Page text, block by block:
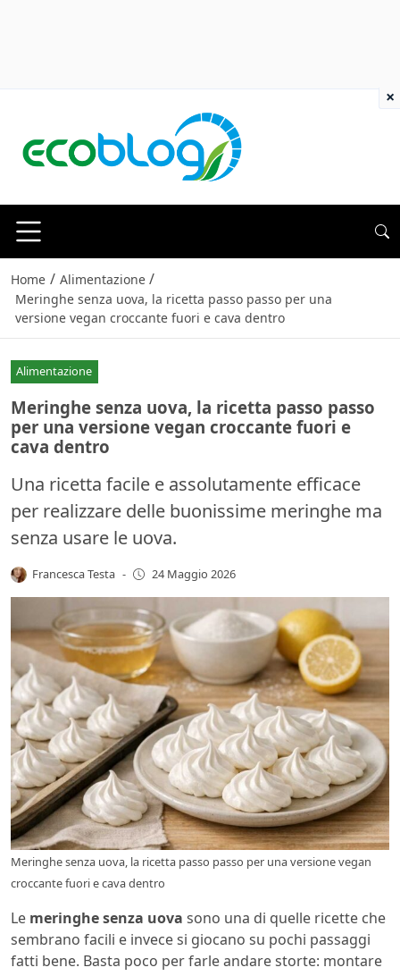
Home / Alimentazione /
Meringhe senza uova, la ricetta passo passo per una
versione vegan croccante fuori e cava dentro
Alimentazione
Meringhe senza uova, la ricetta passo passo
per una versione vegan croccante fuori e
cava dentro
Una ricetta facile e assolutamente efficace
per realizzare delle buonissime meringhe ma
senza usare le uova.
Francesca Testa - 24 Maggio 2026
Meringhe senza uova, la ricetta passo passo per una versione vegan
croccante fuori e cava dentro
Le meringhe senza uova sono una di quelle ricette che
sembrano facili e invece si giocano su pochi passaggi
fatti bene. Basta poco per farle andare storte: montare
×